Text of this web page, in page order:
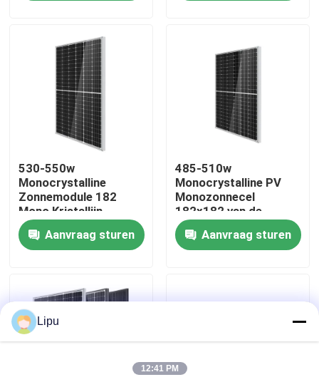
Video's
VR toon
Ongeveer ons
Fabrieksreis
Kwaliteitscontrole
Gevallen
zonnepv die systemen opzetten
530-550w
Monocrystalline
Zonnemodule 182
Mono Kristallijn
Aanvraag sturen
485-510w
Monocrystalline PV
Monozonnecel
182x182 van de
Modulekring
Aanvraag sturen
Lipu
12:41 PM